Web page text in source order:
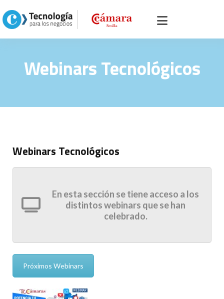
Inicio Portal servicios, comercio y otros
Webinars Tecnológicos
Webinars Tecnológicos
En esta sección se tiene acceso a los
distintos webinars que se han
celebrado.
Próximos Webinars